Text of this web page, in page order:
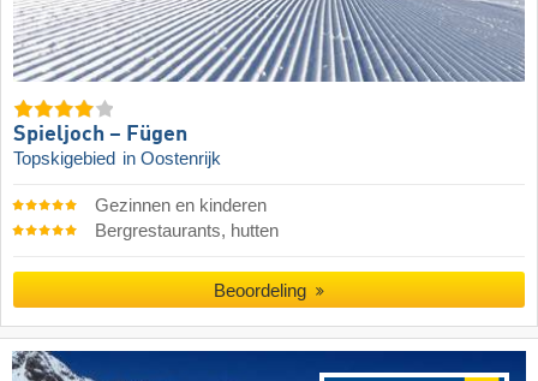
Spieljoch – Fügen
Topskigebied in Oostenrijk
Gezinnen en kinderen
Bergrestaurants, hutten
Beoordeling